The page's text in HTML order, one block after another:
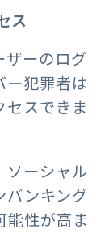
ス
ザーのログ
ー犯罪者は
セスできま
ソーシャル
バンキング
能性が高ま